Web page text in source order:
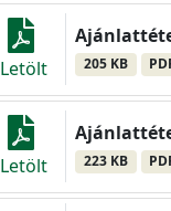
Letölt 205 KB
Letölt 223 KB